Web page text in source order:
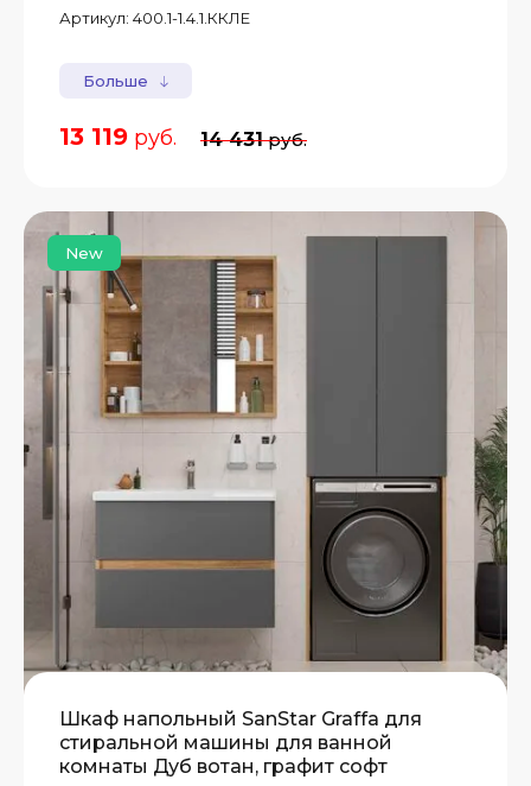
Артикул: 400.1-1.4.1.ККЛЕ
Больше
13 119 руб. 14 431 руб.
New
Шкаф напольный SanStar Graffa для
стиральной машины для ванной
комнаты Дуб вотан, графит софт